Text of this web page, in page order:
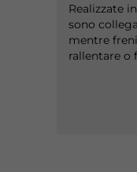
Realizzate
sono
mentre
rallentare o